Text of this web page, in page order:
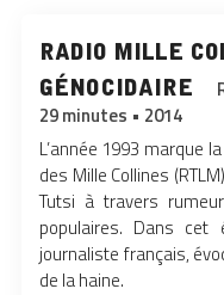
radio mille
génocidaire
29 minutes • 2014
L’année 1993 marque
des Mille Collines
Tutsi à travers
populaires. Dans cet
journaliste français,
de la haine.